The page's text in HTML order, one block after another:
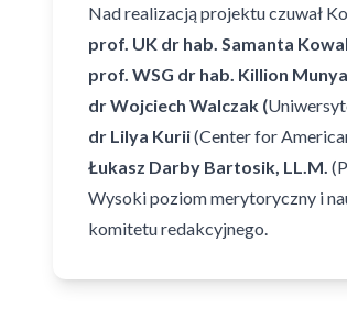
Nad realizacją projektu czuwał
prof. UK dr hab. Samanta
prof. WSG dr hab. Killion
dr Wojciech Walczak (
dr Lilya Kurii(Center for
Łukasz Darby Bartosik, LL.M.
Wysoki poziom merytoryczny i
komitetu redakcyjnego.